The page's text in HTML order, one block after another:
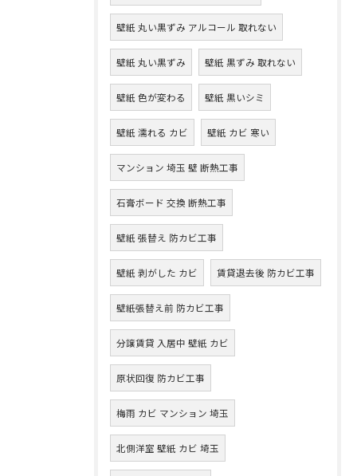
壁紙 丸い黒ずみ アルコール 取れない
壁紙 丸い黒ずみ 壁紙 黒ずみ 取れない
壁紙 色が変わる 壁紙 黒いシミ
壁紙 濡れる カビ 壁紙 カビ 寒い
マンション 埼玉 壁 断熱工事
石膏ボード 交換 断熱工事
壁紙 張替え 防カビ工事
壁紙 剥がした カビ 賃貸退去後 防カビ工事
壁紙張替え前 防カビ工事
分譲賃貸 入居中 壁紙 カビ
原状回復 防カビ工事
梅雨 カビ マンション 埼玉
北側洋室 壁紙 カビ 埼玉